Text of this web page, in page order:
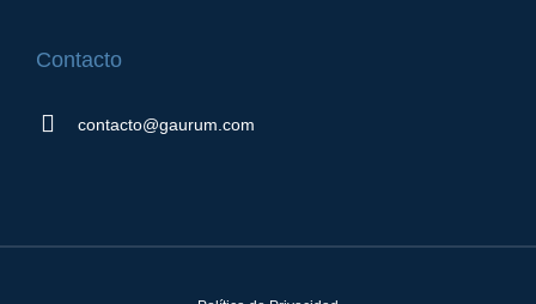
Contacto
contacto@gaurum.com